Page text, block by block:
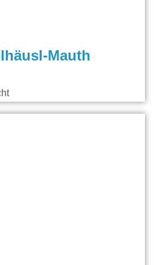
Mauth